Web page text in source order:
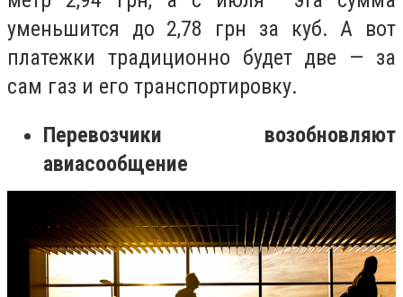
уменьшится до 2,78 грн за куб. А вот
платежки традиционно будет две — за
сам газ и его транспортировку.
Перевозчики возобновляют
авиасообщение